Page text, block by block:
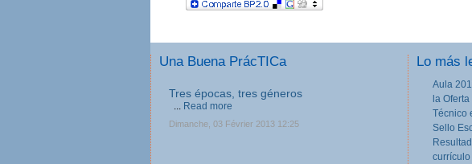
Una Buena PrácTICa
Tres épocas, tres géneros
... Read more
Dimanche, 03 Février 2013 12:25
Lo más
Aula
la
Técnico
Sello